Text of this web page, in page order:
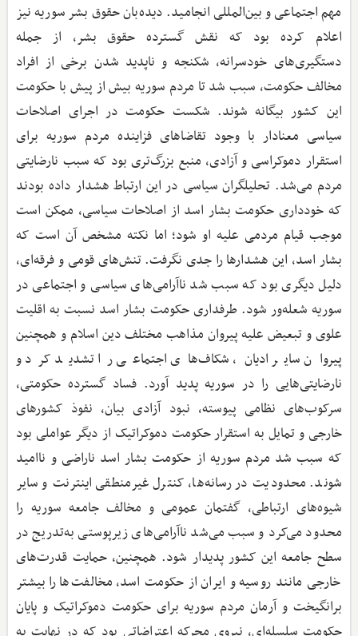
مهم اجتماعی و بین‌المللی انجامید. دیده‌بان حقوق بشر سوریه نیز
اعلام کرده بود که نقش گسترده حقوق بشر، از جمله
دستگیری‌های خودسرانه، شکنجه و ناپدید شدن برخی از افراد
مخالف حکومت، سبب شد تا مردم سوریه بیش از پیش با حکومت
این کشور بیگانه شوند. شکست حکومت در اجرای اصلاحات
سیاسی معنادار با وجود تقاضاهای فزاینده مردم سوریه برای
استقرار دموکراسی و آزادی، منبع بزرگ‌تری بود که سبب نارضایتی
مردم می‌شد. تحلیلگران سیاسی در این ارتباط هشدار داده بودند
که خودداری حکومت بشار اسد از اصلاحات سیاسی، ممکن است
موجب قیام مردمی علیه او شود؛ اما نکته مشخص آن است که
بشار اسد، این هشدارها را جدی نگرفت. تنش‌های قومی و فرقه‌ای،
دلیل دیگری بود که سبب شد ناآرامی‌های سیاسی و اجتماعی در
سوریه شعله‌ور شود. طرفداری حکومت بشار اسد نسبت به اقلیت
علوی و تبعیض علیه پیروان مذاهب مختلف دین اسلام و همچنین
پیروان سایر ادیان، شکاف‌های اجتماعی را تشدید کرد و
نارضایتی‌هایی را در سوریه پدید آورد. فساد گسترده حکومتی،
سرکوب‌های نظامی پیوسته، نبود آزادی بیان، نفوذ کشورهای
خارجی و تمایل به استقرار حکومت دموکراتیک از دیگر عواملی بود
که سبب شد مردم سوریه از حکومت بشار اسد ناراضی و ناامید
شوند. محدودیت در رسانه‌ها، کنترل غیرمنطقی اینترنت و سایر
شیوه‌های ارتباطی، گفتمان عمومی و مخالف جامعه سوریه را
محدود می‌کرد و سبب می‌شد ناآرامی‌های زیرپوستی به‌تدریج در
سطح جامعه این کشور پدیدار شود. همچنین، حمایت قدرت‌های
خارجی مانند روسیه و ایران از حکومت اسد، مخالفت‌ها را بیشتر
برانگیخت و آرمان مردم سوریه برای حکومت دموکراتیک و پایان